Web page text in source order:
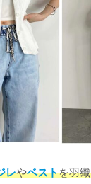
レやベストを羽